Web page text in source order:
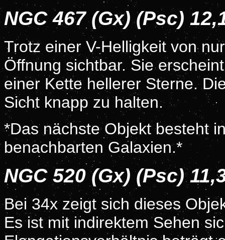
NGC 467 (Gx) (Psc)
Trotz einer V-Helligkeit von
Öffnung sichtbar. Sie
einer Kette hellerer Sterne.
Sicht knapp zu halten.
*Das nächste Objekt besteht
benachbarten Galaxien.*
NGC 520 (Gx) (Psc)
Bei 34x zeigt sich dieses
Es ist mit indirektem Sehen